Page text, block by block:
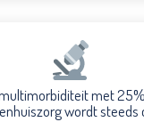
met
wordt steeds